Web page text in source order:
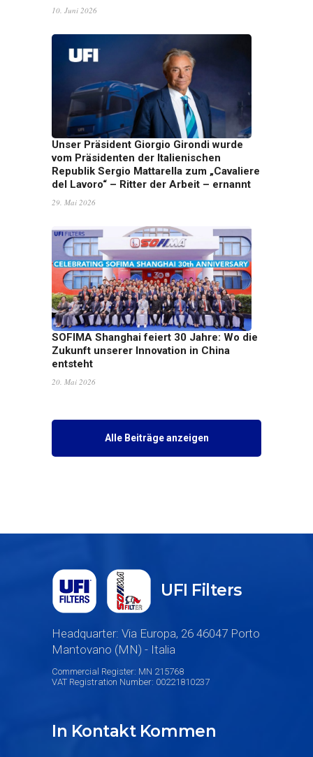
10. Juni 2026
Unser Präsident Giorgio Girondi wurde
vom Präsidenten der Italienischen
Republik Sergio Mattarella zum „Cavaliere
del Lavoro“ – Ritter der Arbeit – ernannt
29. Mai 2026
SOFIMA Shanghai feiert 30 Jahre: Wo die
Zukunft unserer Innovation in China
entsteht
20. Mai 2026
Alle Beiträge anzeigen
UFI Filters
Headquarter: Via Europa, 26 46047 Porto
Mantovano (MN) - Italia
Commercial Register: MN 215768
VAT Registration Number: 00221810237
In Kontakt Kommen